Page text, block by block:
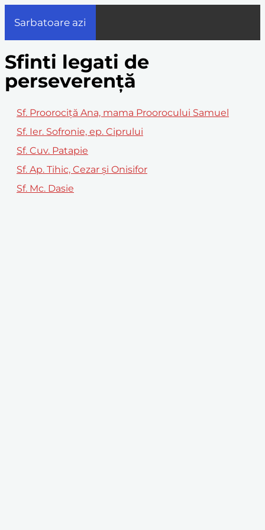
Sarbatoare azi
Sfinti legati de
perseverență
Sf. Proorociță Ana, mama Proorocului Samuel
Sf. Ier. Sofronie, ep. Ciprului
Sf. Cuv. Patapie
Sf. Ap. Tihic, Cezar şi Onisifor
Sf. Mc. Dasie